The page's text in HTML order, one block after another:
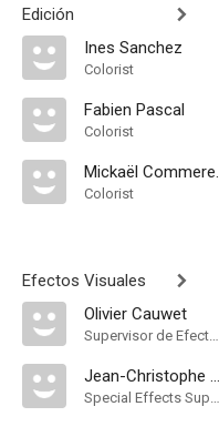
Edición
Ines Sanchez
Colorist
Fabien Pascal
Colorist
Colorist
Efectos Visuales
Olivier Cauwet
Supervisor de Efectos Visuales
Jean-Christophe Magnaud
Special Effects Supervisor